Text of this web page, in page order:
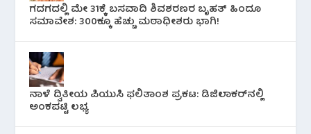
ಗದಗದಲ್ಲಿ ಮೇ 31ಕ್ಕೆ ಬಸವಾದಿ ಶಿವಶರಣರ ಬೃಹತ್ ಹಿಂದೂ
ಸಮಾವೇಶ: 300ಕ್ಕೂ ಹೆಚ್ಚು ಮಠಾಧೀಶರು ಭಾಗಿ!
ನಾಳೆ ದ್ವಿತೀಯ ಪಿಯುಸಿ ಫಲಿತಾಂಶ ಪ್ರಕಟ: ಡಿಜಿಲಾಕರ್‌ನಲ್ಲಿ
ಅಂಕಪಟ್ಟಿ ಲಭ್ಯ